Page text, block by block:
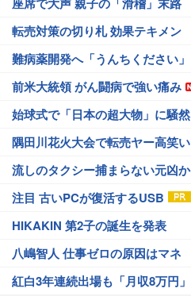
転売対策の切り札 効果テキメン
難病薬開発へ「うんちください」
前米大統領 がん闘病で強い痛み
始球式で「日本の超大物」に騒然
隅田川花火大会で転売ヤー高笑い
流しのタクシー捕まらない元凶か
注目 古いPCが復活するUSB
HIKAKIN 第2子の誕生を発表
八嶋智人 仕事ゼロの原因はマネ
紅白3年連続出場も「月収8万円」